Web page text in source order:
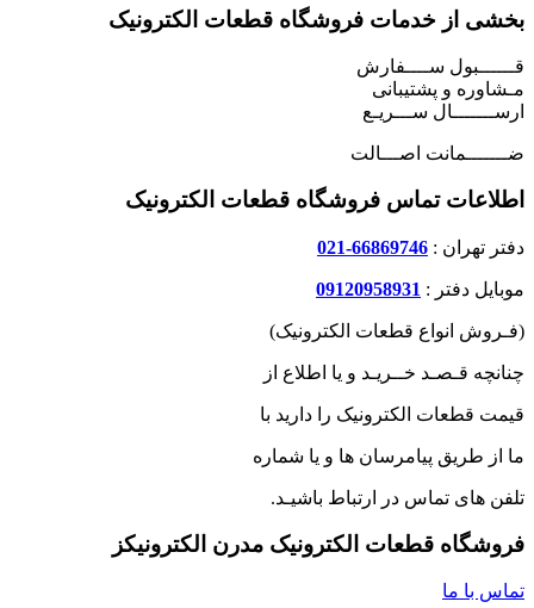
بخشی از خدمات فروشگاه قطعات الکترونیک
قــــــبول ســــفارش
مـشاوره و پشتیبانی
ارســـــــال ســـریـع
ضـــــــمانت اصـــالت
اطلاعات تماس فروشگاه قطعات الکترونیک
دفتر تهران : 66869746-021
موبایل دفتر : 09120958931
(فـروش انواع قطعات الکترونیک)
چنانچه قـصـد خــریـد و یا اطلاع از
قیمت قطعات الکترونیک را دارید با
ما از طریق پیامرسان ها و یا شماره
تلفن های تماس در ارتباط باشیـد.
فروشگاه قطعات الکترونیک مدرن الکترونیکز
تماس با ما